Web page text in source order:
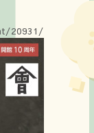
20931/